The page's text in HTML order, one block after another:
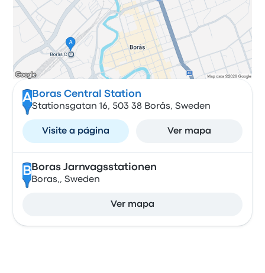
A Boras Central Station
Stationsgatan 16, 503 38 Borås, Sweden
Visite a página Ver mapa
B Boras Jarnvagsstationen
Boras,, Sweden
Ver mapa